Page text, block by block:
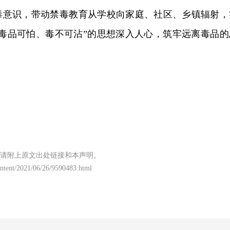
识，带动禁毒教育从学校向家庭、社区、乡镇辐射
品可怕、毒不可沾”的思想深入人心，筑牢远离毒品
附上原文出处链接和本声明。
2021/06/26/9590483.html